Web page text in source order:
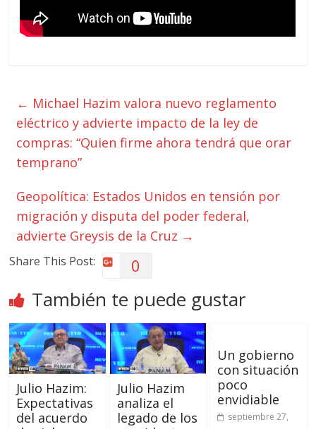
← Michael Hazim valora nuevo reglamento
eléctrico y advierte impacto de la ley de
compras: “Quien firme ahora tendrá que orar
temprano”
Geopolítica: Estados Unidos en tensión por
migración y disputa del poder federal,
advierte Greysis de la Cruz →
Share This Post: 0
También te puede gustar
Julio Hazim:
Expectativas
del acuerdo
Julio Hazim
analiza el
legado de los
Un gobierno
con situación
poco
envidiable
septiembre 27,